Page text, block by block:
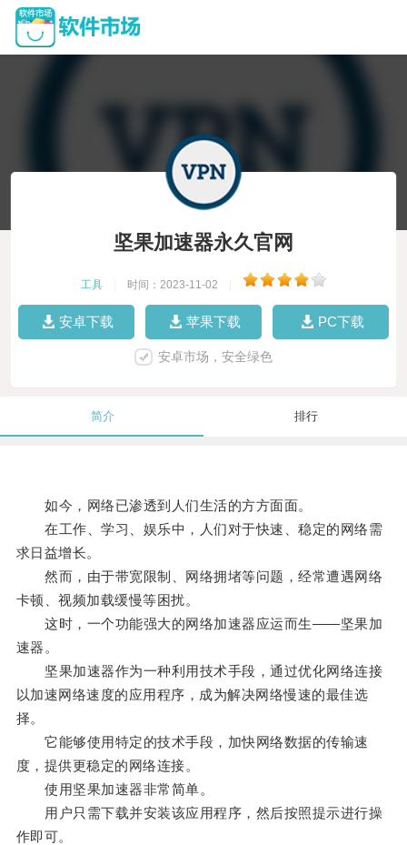
坚果加速器永久官网
工具 时间：2023-11-02
安卓下载 苹果下载 PC下载
安卓市场，安全绿色
简介 排行
如今，网络已渗透到人们生活的方方面面。
在工作、学习、娱乐中，人们对于快速、稳定的网络需
求日益增长。
然而，由于带宽限制、网络拥堵等问题，经常遭遇网络
卡顿、视频加载缓慢等困扰。
这时，一个功能强大的网络加速器应运而生——坚果加
速器。
坚果加速器作为一种利用技术手段，通过优化网络连接
以加速网络速度的应用程序，成为解决网络慢速的最佳选
择。
它能够使用特定的技术手段，加快网络数据的传输速
度，提供更稳定的网络连接。
使用坚果加速器非常简单。
用户只需下载并安装该应用程序，然后按照提示进行操
作即可。